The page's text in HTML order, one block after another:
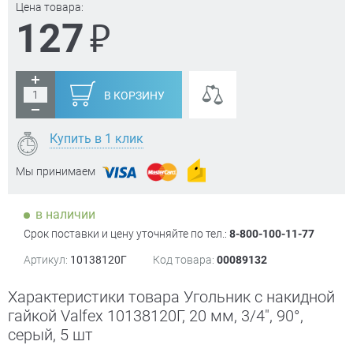
Цена товара:
127₽
В КОРЗИНУ
Купить в 1 клик
Мы принимаем
в наличии
Срок поставки и цену уточняйте по тел.: 8-800-100-11-77
Артикул: 10138120Г Код товара: 00089132
Характеристики товара Угольник с накидной
гайкой Valfex 10138120Г, 20 мм, 3/4", 90°,
серый, 5 шт